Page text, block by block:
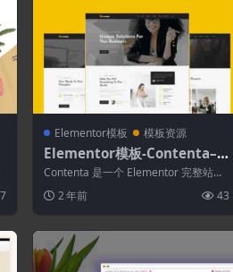
Elementor模板 模板资源
Elementor模板-Contenta–
内容写作服务Elementor Pro
完整网站
Contenta 是一个 Elementor 完整站点
2 年前 43